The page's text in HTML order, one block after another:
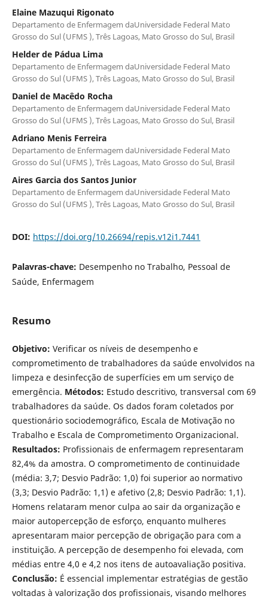
Elaine Mazuqui Rigonato
Departamento de Enfermagem daUniversidade Federal Mato
Grosso do Sul (UFMS ), Três Lagoas, Mato Grosso do Sul, Brasil
Helder de Pádua Lima
Departamento de Enfermagem daUniversidade Federal Mato
Grosso do Sul (UFMS ), Três Lagoas, Mato Grosso do Sul, Brasil
Daniel de Macêdo Rocha
Departamento de Enfermagem daUniversidade Federal Mato
Grosso do Sul (UFMS ), Três Lagoas, Mato Grosso do Sul, Brasil
Adriano Menis Ferreira
Departamento de Enfermagem daUniversidade Federal Mato
Grosso do Sul (UFMS ), Três Lagoas, Mato Grosso do Sul, Brasil
Aires Garcia dos Santos Junior
Departamento de Enfermagem daUniversidade Federal Mato
Grosso do Sul (UFMS ), Três Lagoas, Mato Grosso do Sul, Brasil
DOI: https://doi.org/10.26694/repis.v12i1.7441
Palavras-chave: Desempenho no Trabalho, Pessoal de
Saúde, Enfermagem
Resumo
Objetivo: Verificar os níveis de desempenho e
comprometimento de trabalhadores da saúde envolvidos na
limpeza e desinfecção de superfícies em um serviço de
emergência. Métodos: Estudo descritivo, transversal com 69
trabalhadores da saúde. Os dados foram coletados por
questionário sociodemográfico, Escala de Motivação no
Trabalho e Escala de Comprometimento Organizacional.
Resultados: Profissionais de enfermagem representaram
82,4% da amostra. O comprometimento de continuidade
(média: 3,7; Desvio Padrão: 1,0) foi superior ao normativo
(3,3; Desvio Padrão: 1,1) e afetivo (2,8; Desvio Padrão: 1,1).
Homens relataram menor culpa ao sair da organização e
maior autopercepção de esforço, enquanto mulheres
apresentaram maior percepção de obrigação para com a
instituição. A percepção de desempenho foi elevada, com
médias entre 4,0 e 4,2 nos itens de autoavaliação positiva.
Conclusão: É essencial implementar estratégias de gestão
voltadas à valorização dos profissionais, visando melhores